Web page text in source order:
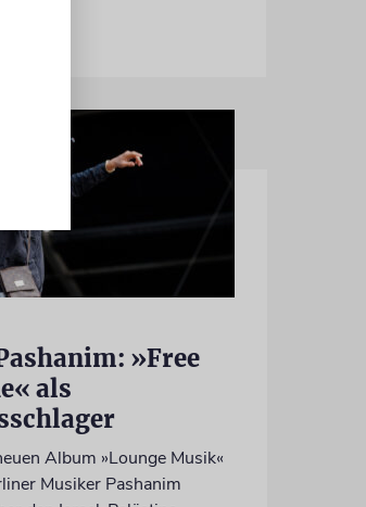
»Free
als
Album »Lounge Musik«
Musiker Pashanim